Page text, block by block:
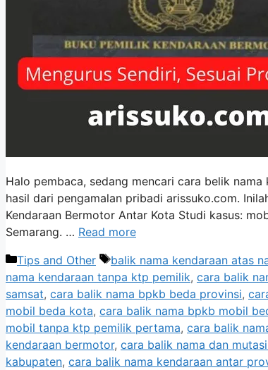
Halo pembaca, sedang mencari cara belik
hasil dari pengamalan pribadi arissuko.com.
Kendaraan Bermotor Antar Kota Studi kasus:
Semarang. … Read more
Categories
Tips and Other Tags
balik nama kendaraan atas
nama kendaraan tanpa ktp pemilik, cara balik
samsat, cara balik nama bpkb beda provinsi,
mobil beda kota, cara balik nama bpkb mobil
mobil tanpa ktp pemilik pertama, cara balik
kendaraan bermotor, cara balik nama dan
kabupaten, cara balik nama kendaraan antar